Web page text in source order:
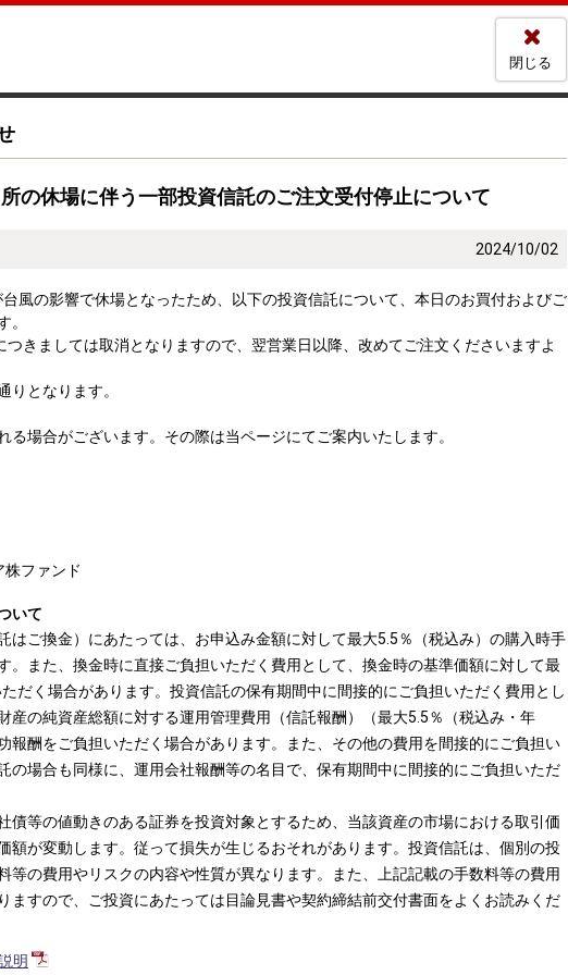
閉じる
の休場に伴う一部投資信託のご注文受付停止について
2024/10/02
風の影響で休場となったため、以下の投資信託について、本日のお買付およびご
。
きましては取消となりますので、翌営業日以降、改めてご注文くださいますよ
りとなります。
場合がございます。その際は当ページにてご案内いたします。
株ファンド
いて
はご換金）にあたっては、お申込み金額に対して最大5.5％（税込み）の購入時手
。また、換金時に直接ご負担いただく費用として、換金時の基準価額に対して最
だく場合があります。投資信託の保有期間中に間接的にご負担いただく費用とし
産の純資産総額に対する運用管理費用（信託報酬）（最大5.5％（税込み・年
報酬をご負担いただく場合があります。また、その他の費用を間接的にご負担い
の場合も同様に、運用会社報酬等の名目で、保有期間中に間接的にご負担いただ
債等の値動きのある証券を投資対象とするため、当該資産の市場における取引価
額が変動します。従って損失が生じるおそれがあります。投資信託は、個別の投
等の費用やリスクの内容や性質が異なります。また、上記記載の手数料等の費用
ますので、ご投資にあたっては目論見書や契約締結前交付書面をよくお読みくだ
明